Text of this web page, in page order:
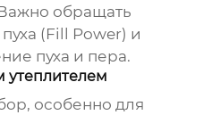
обращать
(Fill Power) и
пуха и пера.
утеплителем
особенно для